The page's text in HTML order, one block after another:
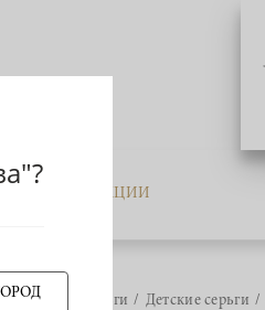
АКЦИИ
Серьги Детские серьги